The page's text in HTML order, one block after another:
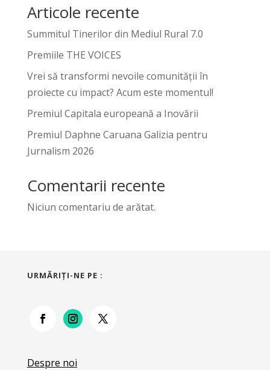
Articole recente
Summitul Tinerilor din Mediul Rural 7.0
Premiile THE VOICES
Vrei să transformi nevoile comunității în
proiecte cu impact? Acum este momentul!
Premiul Capitala europeană a Inovării
Premiul Daphne Caruana Galizia pentru
Jurnalism 2026
Comentarii recente
Niciun comentariu de arătat.
URMĂRIŢI-NE PE :
Despre noi